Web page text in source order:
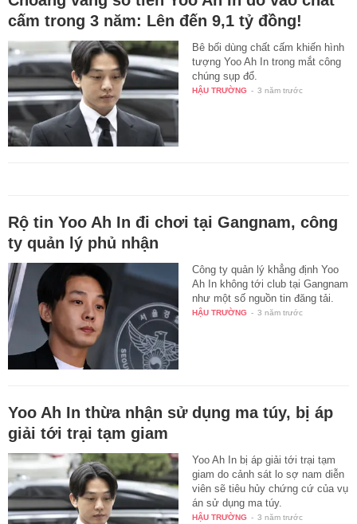
cấm trong 3 năm: Lên đến 9,1 tỷ đồng!
Bê bối dùng chất cấm khiến hình
tượng Yoo Ah In trong mắt công
chúng sụp đổ.
HẬU TRƯỜNG - 3 năm trước
Rộ tin Yoo Ah In đi chơi tại Gangnam, công
ty quản lý phủ nhận
Công ty quản lý khẳng định Yoo
Ah In không tới club tại Gangnam
như một số nguồn tin đăng tải.
HẬU TRƯỜNG - 3 năm trước
Yoo Ah In thừa nhận sử dụng ma túy, bị áp
giải tới trại tạm giam
Yoo Ah In bị áp giải tới trại tạm
giam do cảnh sát lo sợ nam diễn
viên sẽ tiêu hủy chứng cứ của vụ
án sử dụng ma túy.
HẬU TRƯỜNG - 3 năm trước